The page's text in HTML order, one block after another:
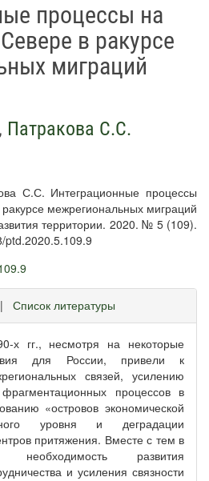
процессы на
в ракурсе
миграций
, Патракова С.С.
С.С. Интеграционные процессы
межрегиональных миграций
территории. 2020. № 5 (109).
ptd.2020.5.109.9
| Список литературы
х гг., несмотря на некоторые
для России, привели к
связей, усилению
процессов в
«островов экономической
уровня и деградации
притяжения. Вместе с тем в
развития
и усиления связности